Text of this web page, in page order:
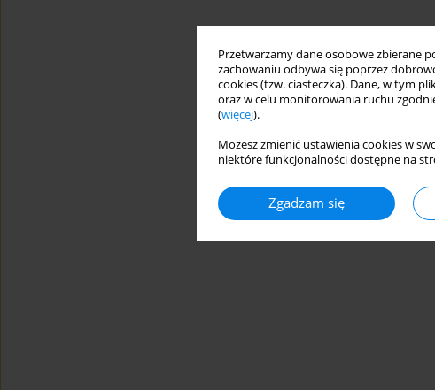
Przetwarzamy dane osobowe zbierane
zachowaniu odbywa się poprzez
cookies (tzw. ciasteczka). Dane, w tym
oraz w celu monitorowania ruchu
(więcej).
Możesz zmienić ustawienia cookies w
niektóre funkcjonalności dostępne na
Zgadzam się